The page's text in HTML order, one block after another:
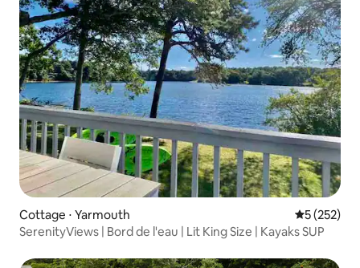
Cottage ⋅ Yarmouth Évaluation
5 (252)
SerenityViews | Bord de l'eau | Lit King Size | Kayaks SUP